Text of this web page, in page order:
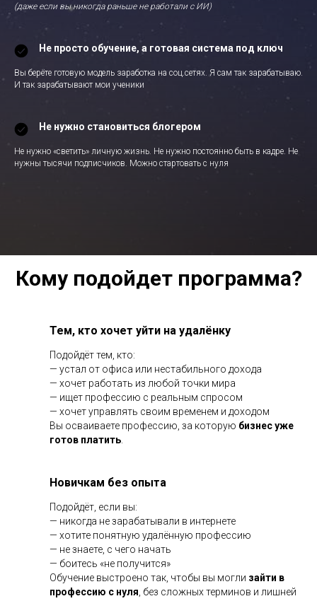
(даже если вы никогда раньше не работали с ИИ)
Не просто обучение, а готовая система под ключ
Вы берёте готовую модель заработка на соц.сетях. Я сам так зарабатываю.
И так зарабатывают мои ученики
Не нужно становиться блогером
Не нужно «светить» личную жизнь. Не нужно постоянно быть в кадре. Не
нужны тысячи подписчиков. Можно стартовать с нуля
Кому подойдет программа?
Тем, кто хочет уйти на удалёнку
Подойдёт тем, кто:
— устал от офиса или нестабильного дохода
— хочет работать из любой точки мира
— ищет профессию с реальным спросом
— хочет управлять своим временем и доходом
Вы осваиваете профессию, за которую бизнес уже
готов платить
Новичкам без опыта
Подойдёт, если вы:
— никогда не зарабатывали в интернете
— хотите понятную удалённую профессию
— не знаете, с чего начать
— боитесь «не получится»
Обучение выстроено так, чтобы вы могли зайти в
профессию с нуля , без сложных терминов и лишней